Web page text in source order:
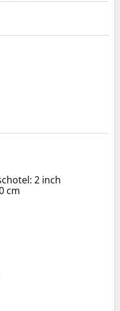
2 inch
cm